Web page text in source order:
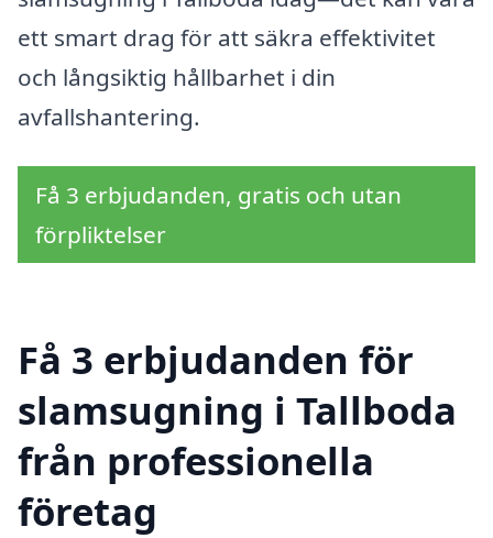
ett smart drag för att säkra effektivitet
och långsiktig hållbarhet i din
avfallshantering.
Få 3 erbjudanden, gratis och utan
förpliktelser
Få 3 erbjudanden för
slamsugning i Tallboda
från professionella
företag